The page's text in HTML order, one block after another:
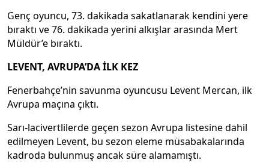
Genç oyuncu, 73. dakikada sakatlanarak kendini yere
bıraktı ve 76. dakikada yerini alkışlar arasında Mert
Müldür’e bıraktı.
LEVENT, AVRUPA’DA İLK KEZ
Fenerbahçe’nin savunma oyuncusu Levent Mercan, ilk
Avrupa maçına çıktı.
Sarı-lacivertlilerde geçen sezon Avrupa listesine dahil
edilmeyen Levent, bu sezon eleme müsabakalarında
kadroda bulunmuş ancak süre alamamıştı.